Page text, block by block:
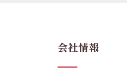
会社情報